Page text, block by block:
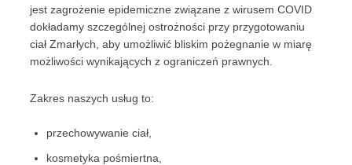
jest zagrożenie epidemiczne związane z wirusem COVID
dokładamy szczególnej ostrożności przy przygotowaniu
ciał Zmarłych, aby umożliwić bliskim pożegnanie w miarę
możliwości wynikających z ograniczeń prawnych.
Zakres naszych usług to:
przechowywanie ciał,
kosmetyka pośmiertna,